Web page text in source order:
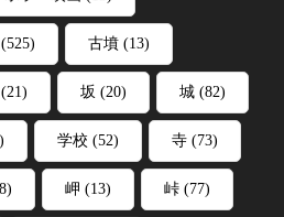
(525) 古墳 (13)
(21) 坂 (20) 城 (82)
学校 (52) 寺 (73)
岬 (13) 峠 (77)